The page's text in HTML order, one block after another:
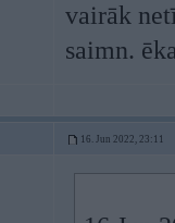
vairāk
saimn.
16. Jun 2022, 23:11